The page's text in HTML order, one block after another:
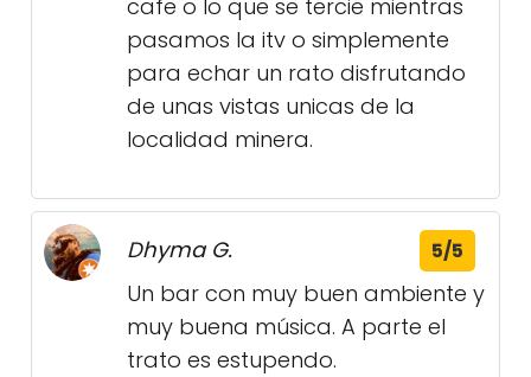
cafe o lo que se tercie mientras
pasamos la itv o simplemente
para echar un rato disfrutando
de unas vistas unicas de la
localidad minera.
Dhyma G. 5/5
Un bar con muy buen ambiente y
muy buena música. A parte el
trato es estupendo.